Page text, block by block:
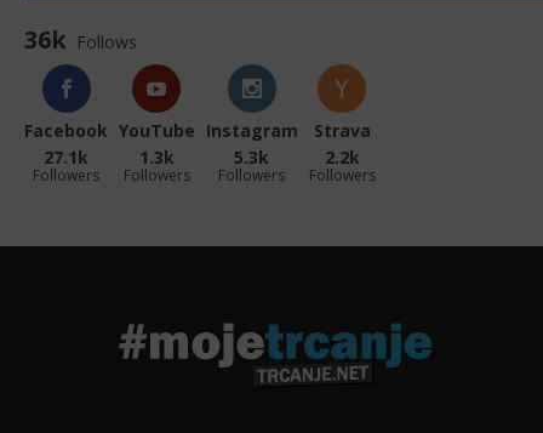
36k Follows
Facebook
27.1k
Followers
YouTube
1.3k
Followers
Instagram
5.3k
Followers
Strava
2.2k
Followers